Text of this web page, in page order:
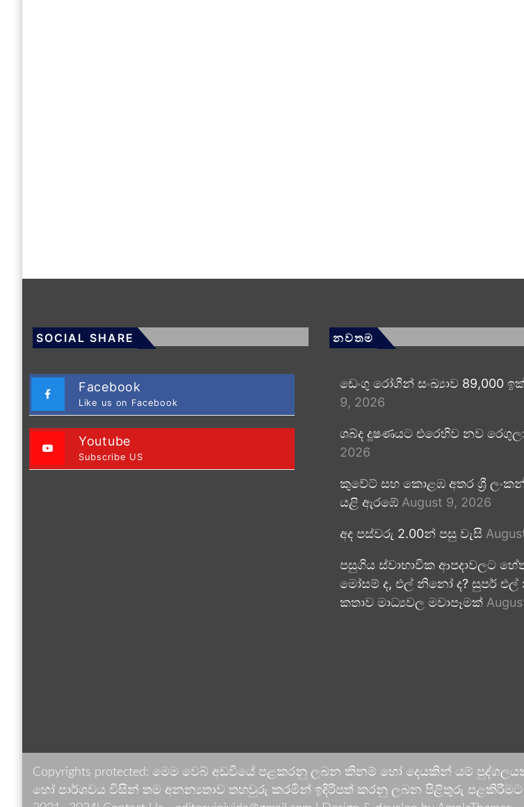
SOCIAL SHARE
Facebook
Like us on Facebook
Youtube
Subscribe US
නවතම
ඩෙංගු රෝගීන් සංඛ්‍යාව 89,000
9, 2026
ශබ්ද දූෂණයට එරෙහිව නව
2026
කුවේට් සහ කොළඹ අතර ශ්‍රී
යළි ඇරඹේ August 9, 2026
අද පස්වරු 2.00න් පසු වැසි
පසුගිය ස්වාභාවික ආපදාවලට
මෝසම් ද, එල් නිනෝ ද? සුපර්
කතාව මාධ්‍යවල මවාපෑමක්
Copyrights protected: මෙම වෙබ් අඩවියේ පළකරනු ලබන කිනම් හෝ දෙයකින් යම්
හෝ පාර්ශවය විසින් තම අනන්‍යතාව තහවුරු කරමින් ඉදිරිපත් කරනු ලබන පිළිතුරු පළකිරීමට